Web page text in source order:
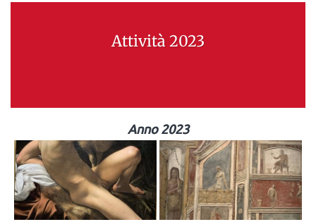
Attività 2023
Anno 2023